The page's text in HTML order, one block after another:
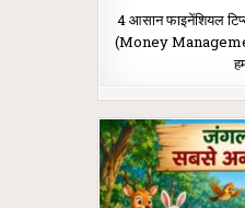
4 आसान फाइनेंशियल
(Money